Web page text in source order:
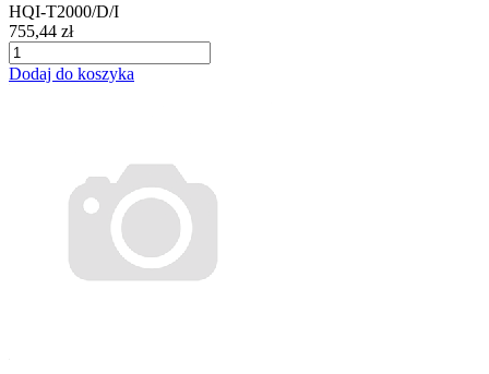
HQI-T2000/D/I
755,44 zł
Dodaj do koszyka